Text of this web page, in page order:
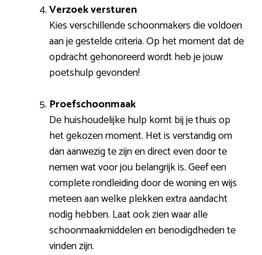
Verzoek versturen
Kies verschillende schoonmakers die voldoen
aan je gestelde criteria. Op het moment dat de
opdracht gehonoreerd wordt heb je jouw
poetshulp gevonden!
Proefschoonmaak
De huishoudelijke hulp komt bij je thuis op
het gekozen moment. Het is verstandig om
dan aanwezig te zijn en direct even door te
nemen wat voor jou belangrijk is. Geef een
complete rondleiding door de woning en wijs
meteen aan welke plekken extra aandacht
nodig hebben. Laat ook zien waar alle
schoonmaakmiddelen en benodigdheden te
vinden zijn.